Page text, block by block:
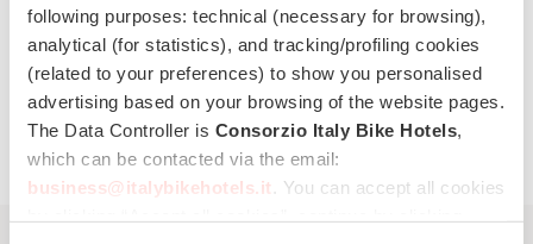
following purposes: technical (necessary for browsing),
analytical (for statistics), and tracking/profiling cookies
(related to your preferences) to show you personalised
advertising based on your browsing of the website pages.
The Data Controller is Consorzio Italy Bike Hotels,
which can be contacted via the email:
business@italybikehotels.it . You can accept all cookies
Parcheggio
€ 70,00